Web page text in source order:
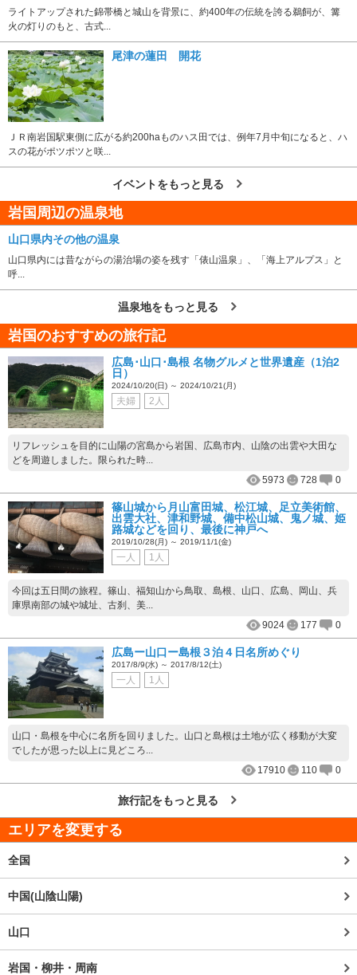
ライトアップされた錦帯橋と城山を背景に、約400年の伝統を誇る鵜飼が、篝
火の灯りのもと、古式...
尾津の蓮田 開花
ＪＲ南岩国駅東側に広がる約200haものハス田では、例年7月中旬になると、ハ
スの花がポツポツと咲...
イベントをもっと見る
岩国周辺の温泉地
山口県内その他の温泉
山口県内には昔ながらの湯治場の姿を残す「俵山温泉」、「海上アルプス」と
呼...
温泉地をもっと見る
岩国のおすすめの旅行記
広島･山口･島根 名物グルメと世界遺産（1泊2
日）
2024/10/20(日) ～ 2024/10/21(月)
夫婦 2人
リフレッシュを目的に山陽の宮島から岩国、広島市内、山陰の出雲や大田な
どを周遊しました。限られた時...
5973
728 0
篠山城から月山富田城、松江城、足立美術館、
出雲大社、津和野城、備中松山城、鬼ノ城、姫
路城などを回り、最後に神戸へ
2019/10/28(月) ～ 2019/11/1(金)
一人 1人
今回は五日間の旅程。篠山、福知山から鳥取、島根、山口、広島、岡山、兵
庫県南部の城や城址、古刹、美...
9024
177 0
広島ー山口ー島根３泊４日名所めぐり
2017/8/9(水) ～ 2017/8/12(土)
一人 1人
山口・島根を中心に名所を回りました。山口と島根は土地が広く移動が大変
でしたが思った以上に見どころ...
17910
110 0
旅行記をもっと見る
エリアを変更する
全国
中国(山陰山陽)
山口
岩国・柳井・周南